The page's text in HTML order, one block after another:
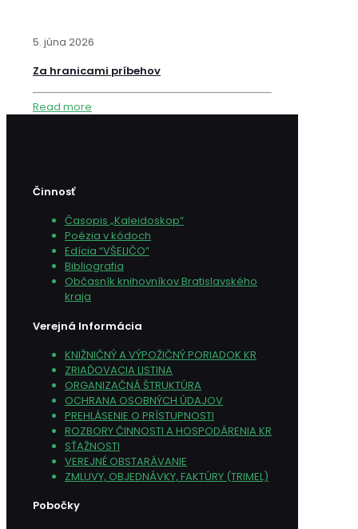
5. júna 2026
Za hranicami príbehov
Read more
Činnosť
Časopis „Kaleidoskop“
Poézia v kódoch
Edícia “VŠELIČO”
Bibliografia
Občasník knihovníkov Bratislavského
kraja
Verejná Informácia
KNIŽNIČNÝ A VÝPOŽIČNÝ PORIADOK KR
ZRIAĎOVACIA LISTINA
ORGANIZAČNÁ ŠTRUKTÚRA
OCHRANA OSOBNÝCH ÚDAJOV
PREHLÁSENIE O PRÍSTUPNOSTI
ROZBORY ČINNOSTI A HOSPODÁRENIA KR
SŤAŽNOSTI
VEREJNÉ OBSTARÁVANIE
ZMLUVY, OBJEDNÁVKY, FAKTÚRY (TRIMEL)
Pobočky